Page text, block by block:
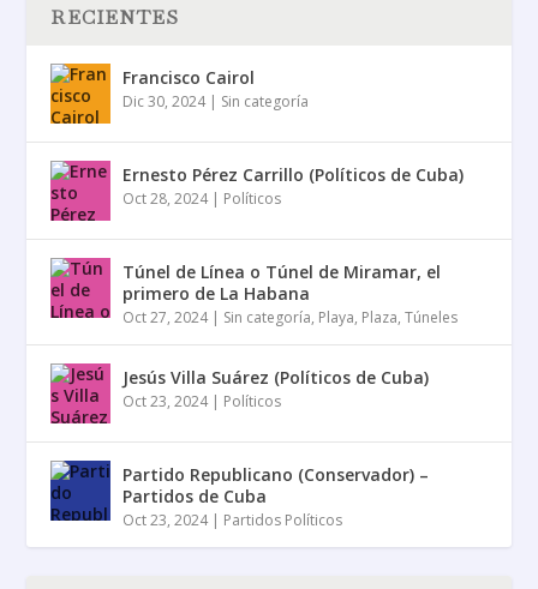
RECIENTES
Francisco Cairol
Dic 30, 2024| Sin categoría
Ernesto Pérez Carrillo (Políticos de Cuba)
Oct 28, 2024| Políticos
Túnel de Línea o Túnel de Miramar, el
primero de La Habana
Oct 27, 2024| Sin categoría, Playa, Plaza,Túneles
Jesús Villa Suárez (Políticos de Cuba)
Oct 23, 2024| Políticos
Partido Republicano (Conservador) –
Partidos de Cuba
Oct 23, 2024| Partidos Políticos